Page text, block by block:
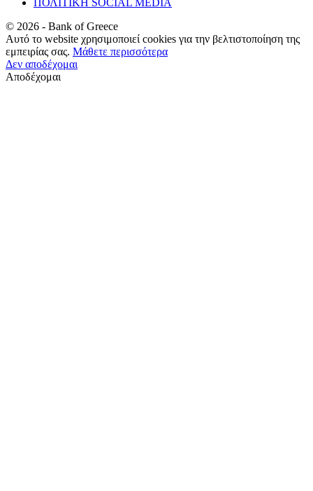
© 2026 - Bank of Greece
Αυτό το website χρησιμοποιεί cookies για την βελτιστοποίηση της
εμπειρίας σας. Μάθετε περισσότερα
Δεν αποδέχομαι
Αποδέχομαι